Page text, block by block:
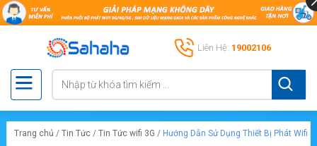
Liên Hệ: 19002106
Trang chủ / Tin Tức / Tin Tức wifi 3G / Hướng Dẫn Sử Dụng Thiết Bị Phát Wifi